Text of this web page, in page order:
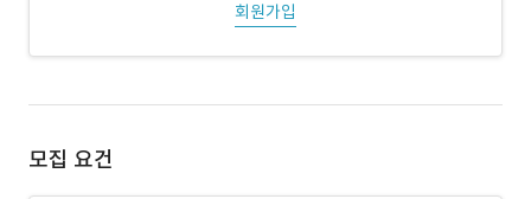
회원가입
모집 요건